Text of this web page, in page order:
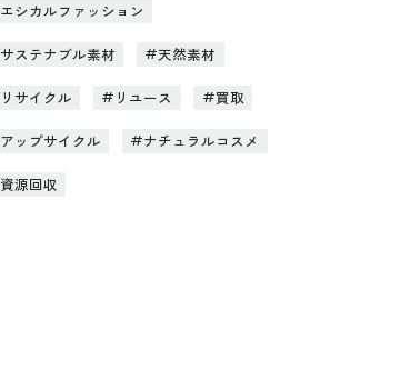
エシカルファッション
サステナブル素材 天然素材
リサイクル リユース 買取
アップサイクル ナチュラルコスメ
資源回収